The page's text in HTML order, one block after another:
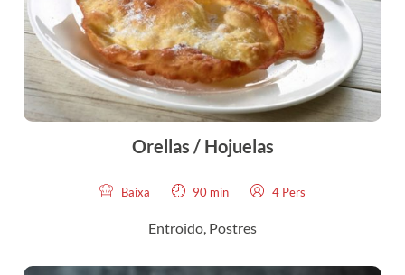
Orellas / Hojuelas
Baixa 90 min 4 Pers
Entroido, Postres